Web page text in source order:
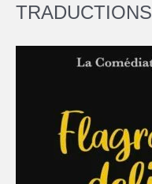
TRADUCTIONS